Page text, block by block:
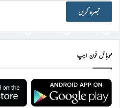
موبائل فون ایپ